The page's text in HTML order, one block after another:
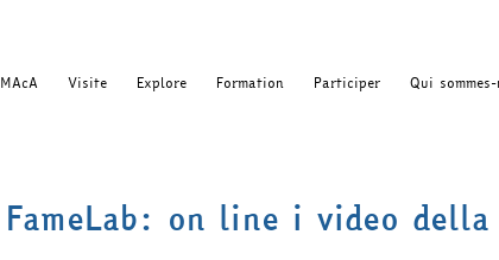
MAcA Visite Explore Formation Participer Qui
FameLab: on line i video